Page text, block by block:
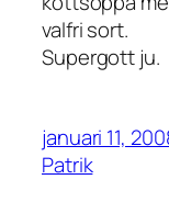
valfri sort.
Supergott ju.
januari 11,
Patrik